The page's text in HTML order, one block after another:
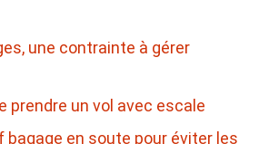
une contrainte à gérer
prendre un vol avec escale
bagage en soute pour éviter les